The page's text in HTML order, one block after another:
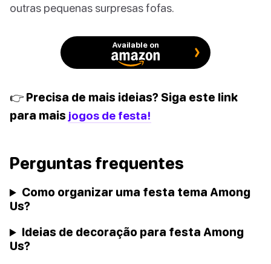
outras pequenas surpresas fofas.
Available on
👉 Precisa de mais ideias? Siga este link
para mais jogos de festa!
Perguntas frequentes
Como organizar uma festa tema Among
Us?
Ideias de decoração para festa Among
Us?